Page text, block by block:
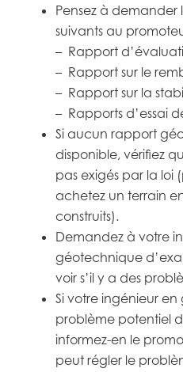
Pensez à demander
suivants au
– Rapport
– Rapport sur le
– Rapport sur la
– Rapports d’essai
Si aucun rapport
disponible, vérifiez
pas exigés par la loi
achetez un terrain
construits).
Demandez à votre
géotechnique
voir s’il y a des
Si votre ingénieur
problème potentiel
informez-en le
peut régler le